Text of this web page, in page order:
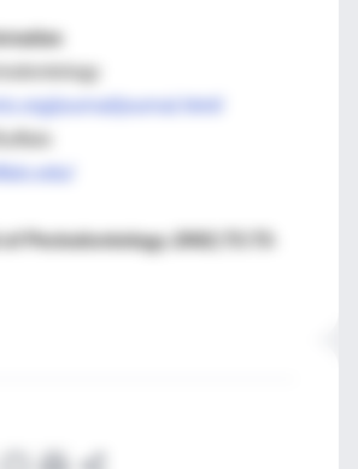
journal/journal.html/
of Periodontology 2002;73:73-